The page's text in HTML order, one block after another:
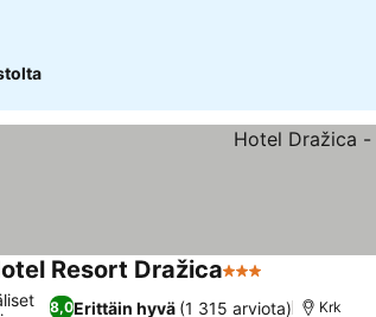
Resort Dražica3 Tähtiluokitus
8,0Erittäin hyvä (1 315 arviota) Krk